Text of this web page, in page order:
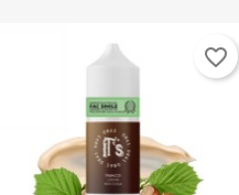
favorite_border